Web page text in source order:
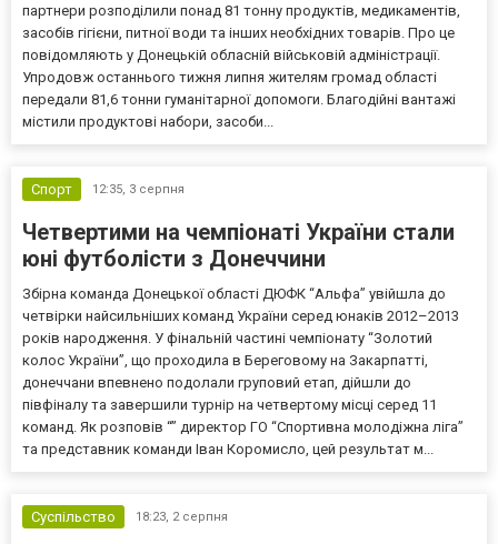
партнери розподілили понад 81 тонну продуктів, медикаментів,
засобів гігієни, питної води та інших необхідних товарів. Про це
повідомляють у Донецькій обласній військовій адміністрації.
Упродовж останнього тижня липня жителям громад області
передали 81,6 тонни гуманітарної допомоги. Благодійні вантажі
містили продуктові набори, засоби...
Спорт 12:35, 3 серпня
Четвертими на чемпіонаті України стали
юні футболісти з Донеччини
Збірна команда Донецької області ДЮФК “Альфа” увійшла до
четвірки найсильніших команд України серед юнаків 2012–2013
років народження. У фінальній частині чемпіонату “Золотий
колос України”, що проходила в Береговому на Закарпатті,
донеччани впевнено подолали груповий етап, дійшли до
півфіналу та завершили турнір на четвертому місці серед 11
команд. Як розповів “” директор ГО “Спортивна молодіжна ліга”
та представник команди Іван Коромисло, цей результат м...
Суспільство 18:23, 2 серпня